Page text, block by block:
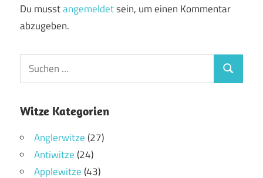
Du musstangemeldetsein, um einen Kommentar
abzugeben.
Witze Kategorien
Anglerwitze(27)
Antiwitze(24)
Applewitze(43)